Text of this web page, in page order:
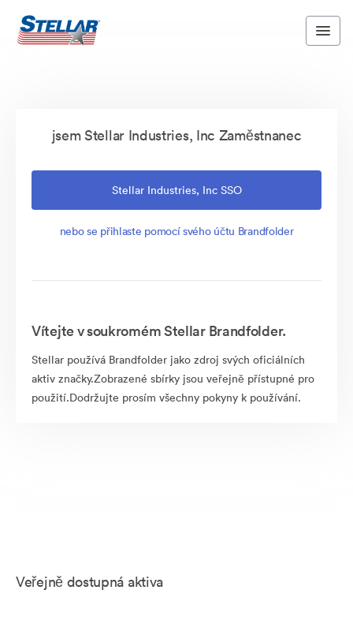
jsem Stellar Industries, Inc Zaměstnanec
Stellar Industries, Inc SSO
nebo se přihlaste pomocí svého účtu Brandfolder
Vítejte v soukromém Stellar Brandfolder.
Stellar používá Brandfolder jako zdroj svých oficiálních
aktiv značky.Zobrazené sbírky jsou veřejně přístupné pro
použití.Dodržujte prosím všechny pokyny k používání.
Veřejně dostupná aktiva